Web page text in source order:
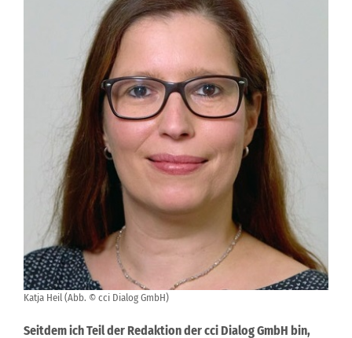
Katja Heil (Abb. © cci Dialog GmbH)
Seitdem ich Teil der Redaktion der cci Dialog GmbH bin,